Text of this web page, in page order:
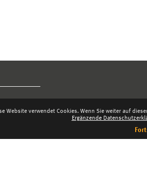
Website verwendet Cookies. Wenn Sie weiter auf
Ergänzende